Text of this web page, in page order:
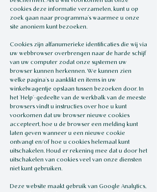
cookies deze informatie verzamelen, kunt u op
zoek gaan naar programma's waarmee u onze
site anoniem kunt bezoeken.
Cookies zijn alfanumerieke identificaties die wij via
uw webbrowser overbrengen naar de harde schijf
van uw computer zodat onze systemen uw
browser kunnen herkennen. We kunnen zien
welke pagina's u aanklikt en items in uw
winkelwagentje opslaan tussen bezoeken door. In
het 'Help'-gedeelte van de werkbalk van de meeste
browsers vindt u instructies over hoe u kunt
voorkomen dat uw browser nieuwe cookies
accepteert, hoe u de browser een melding kunt
laten geven wanneer u een nieuwe cookie
ontvangt en/of hoe u cookies helemaal kunt
uitschakelen. Houd er rekening mee dat u door het
uitschakelen van cookies veel van onze diensten
niet kunt gebruiken.
Deze website maakt gebruik van Google Analytics,